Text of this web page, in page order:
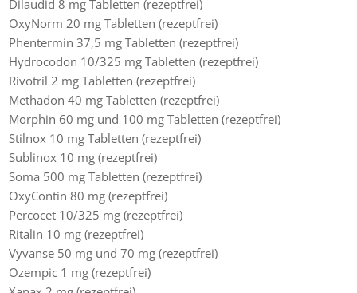
Dilaudid 8 mg Tabletten (rezeptfrei)
OxyNorm 20 mg Tabletten (rezeptfrei)
Phentermin 37,5 mg Tabletten (rezeptfrei)
Hydrocodon 10/325 mg Tabletten (rezeptfrei)
Rivotril 2 mg Tabletten (rezeptfrei)
Methadon 40 mg Tabletten (rezeptfrei)
Morphin 60 mg und 100 mg Tabletten (rezeptfrei)
Stilnox 10 mg Tabletten (rezeptfrei)
Sublinox 10 mg (rezeptfrei)
Soma 500 mg Tabletten (rezeptfrei)
OxyContin 80 mg (rezeptfrei)
Percocet 10/325 mg (rezeptfrei)
Ritalin 10 mg (rezeptfrei)
Vyvanse 50 mg und 70 mg (rezeptfrei)
Ozempic 1 mg (rezeptfrei)